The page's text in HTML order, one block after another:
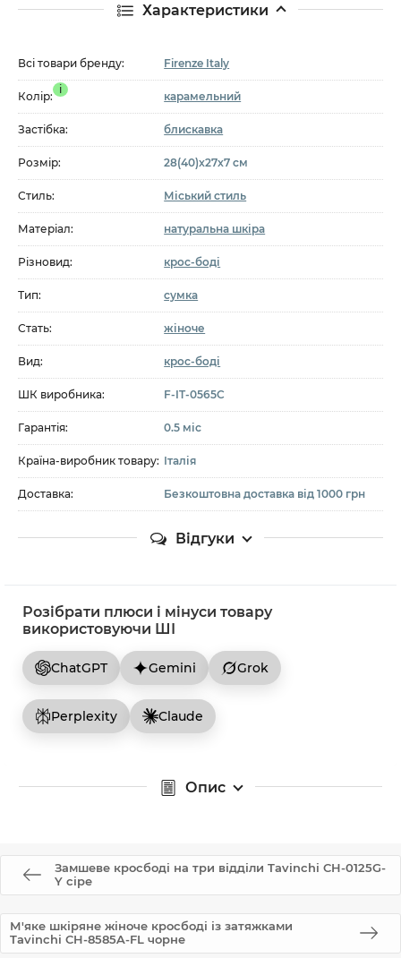
Характеристики
Всі товари бренду: Firenze Italy
Колір:
i
карамельний
Застібка: блискавка
Розмір: 28(40)x27x7 см
Стиль: Міський стиль
Матеріал: натуральна шкіра
Різновид: крос-боді
Тип: сумка
Стать: жіноче
Вид: крос-боді
ШК виробника: F-IT-0565C
Гарантія: 0.5 міс
Країна-виробник товару: Італія
Доставка: Безкоштовна доставка від 1000 грн
Відгуки
Розібрати плюси і мінуси товару
використовуючи ШІ
ChatGPT Gemini Grok
Perplexity Claude
Опис
Замшеве кросбоді на три відділи Tavinchi CH-0125G-
Y сіре
М'яке шкіряне жіноче кросбоді із затяжками
Tavinchi CH-8585A-FL чорне